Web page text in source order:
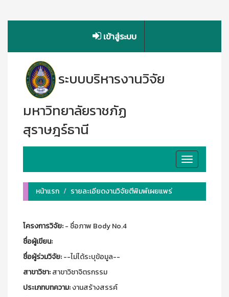
เข้าสู่ระบบ
ระบบบริหารงานวิจัย
มหาวิทยาลัยราชภัฏ
สุราษฎร์ธานี
Toggle
navigation
หน้าแรก
รายละเอียดงานวิจัยตีพิมพ์เผยแพร่
โครงการวิจัย:- ชื่อภาพ Body No.4
ชื่อผู้เขียน:
ชื่อผู้ร่วมวิจัย:--ไม่ได้ระบุข้อมูล--
สาขาวิชา:สาขาวิชาจิตรกรรม
ประเภทบทความ:งานสร้างสรรค์